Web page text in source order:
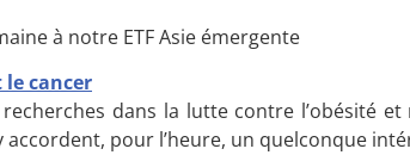
à notre ETF Asie émergente
le cancer
dans la lutte contre l’obésité et
accordent, pour l’heure, un quelconque